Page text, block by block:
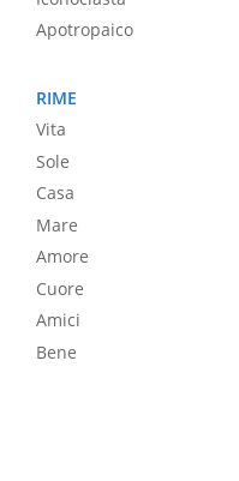
Apotropaico
RIME
Vita
Sole
Casa
Mare
Amore
Cuore
Amici
Bene